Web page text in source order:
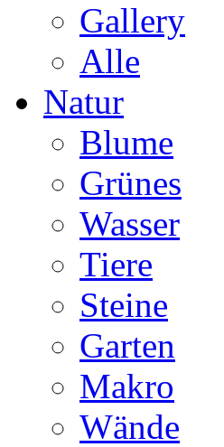
Gallery
Alle
Natur
Blume
Grünes
Wasser
Tiere
Steine
Garten
Makro
Wände